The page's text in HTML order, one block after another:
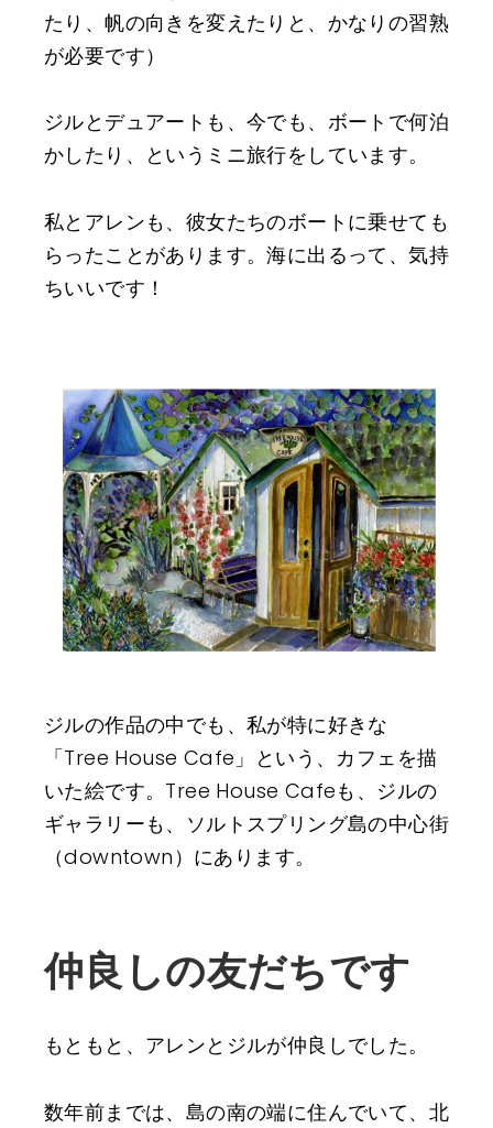
たり、帆の向きを変えたりと、かなりの習熟
が必要です）
ジルとデュアートも、今でも、ボートで何泊
かしたり、というミニ旅行をしています。
私とアレンも、彼女たちのボートに乗せても
らったことがあります。海に出るって、気持
ちいいです！
ジルの作品の中でも、私が特に好きな
「Tree House Cafe」という、カフェを描
いた絵です。Tree House Cafeも、ジルの
ギャラリーも、ソルトスプリング島の中心街
（downtown）にあります。
仲良しの友だちです
もともと、アレンとジルが仲良しでした。
数年前までは、島の南の端に住んでいて、北